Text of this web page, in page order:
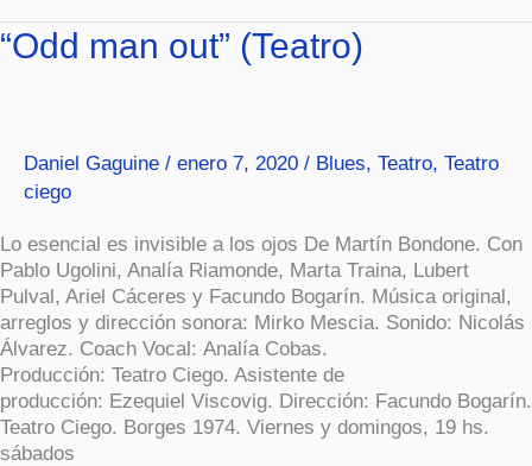
“Odd man out” (Teatro)
Daniel Gaguine / enero 7, 2020 / Blues, Teatro, Teatro
ciego
Lo esencial es invisible a los ojos De Martín Bondone. Con
Pablo Ugolini, Analía Riamonde, Marta Traina, Lubert
Pulval, Ariel Cáceres y Facundo Bogarín. Música original,
arreglos y dirección sonora: Mirko Mescia. Sonido: Nicolás
Álvarez. Coach Vocal: Analía Cobas.
Producción: Teatro Ciego. Asistente de
producción: Ezequiel Viscovig. Dirección: Facundo Bogarín.
Teatro Ciego. Borges 1974. Viernes y domingos, 19 hs.
sábados
“Odd
man